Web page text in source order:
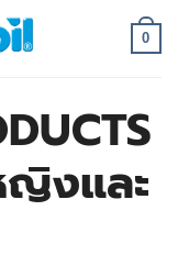
0
ญิงและ